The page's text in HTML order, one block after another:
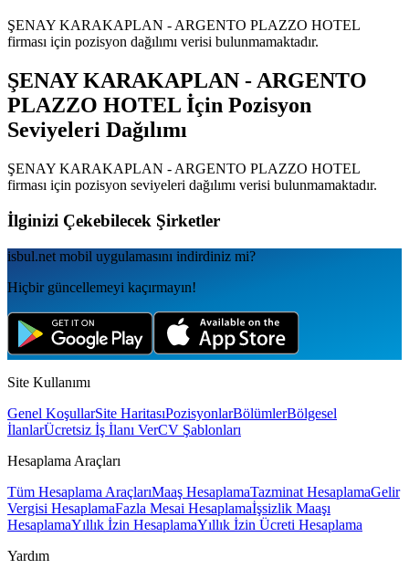
ŞENAY KARAKAPLAN - ARGENTO PLAZZO HOTEL
firması için pozisyon dağılımı verisi bulunmamaktadır.
ŞENAY KARAKAPLAN - ARGENTO
PLAZZO HOTEL İçin Pozisyon
Seviyeleri Dağılımı
ŞENAY KARAKAPLAN - ARGENTO PLAZZO HOTEL
firması için pozisyon seviyeleri dağılımı verisi bulunmamaktadır.
İlginizi Çekebilecek Şirketler
isbul.net mobil uygulamаsını indirdiniz mi?
Hiçbir güncellemeyi kaçırmayın!
Site Kullanımı
Genel KoşullarSite HaritasıPozisyonlarBölümlerBölgesel
İlanlarÜcretsiz İş İlanı VerCV Şablonları
Hesaplama Araçları
Tüm Hesaplama AraçlarıMaaş HesaplamaTazminat HesaplamaGelir
Vergisi HesaplamaFazla Mesai Hesaplamaİşsizlik Maaşı
HesaplamaYıllık İzin HesaplamaYıllık İzin Ücreti Hesaplama
Yardım